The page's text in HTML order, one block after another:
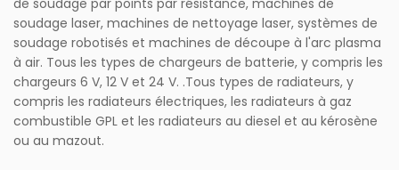
de soudage par points par résistance, machines de
soudage laser, machines de nettoyage laser, systèmes de
soudage robotisés et machines de découpe à l'arc plasma
à air. Tous les types de chargeurs de batterie, y compris les
chargeurs 6 V, 12 V et 24 V. .Tous types de radiateurs, y
compris les radiateurs électriques, les radiateurs à gaz
combustible GPL et les radiateurs au diesel et au kérosène
ou au mazout.